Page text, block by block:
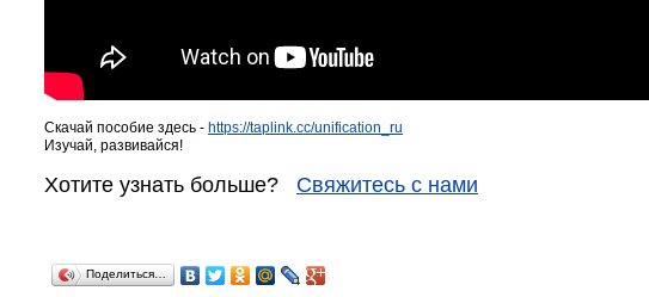
Скачай пособие здесь - https://taplink.cc/unification_ru
Изучай, развивайся!
Хотите узнать больше? Свяжитесь с нами
Поделиться…